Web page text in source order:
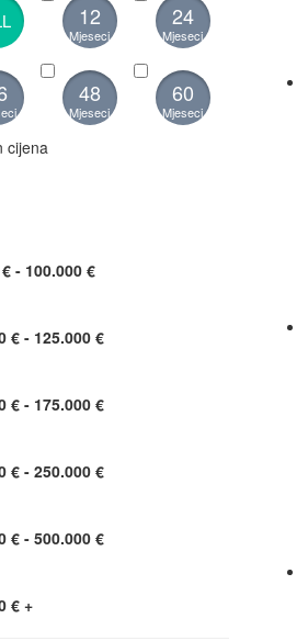
12
Mjeseci
24
Mjeseci
48
Mjeseci
60
Mjeseci
cijena
- 100.000 €
€ - 125.000 €
€ - 175.000 €
€ - 250.000 €
€ - 500.000 €
€ +